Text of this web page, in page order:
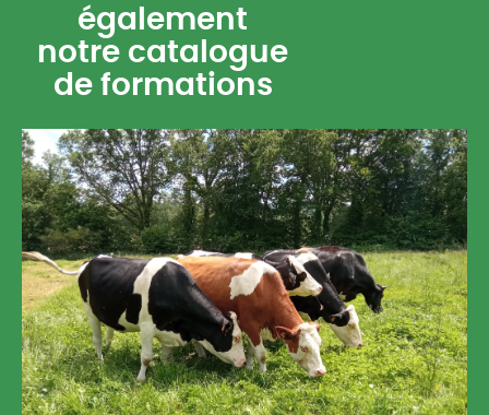
également
notre catalogue
de formations